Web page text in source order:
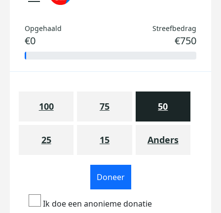
Opgehaald
€0
Streefbedrag
€750
100 75 50
25 15 Anders
Doneer
Ik doe een anonieme donatie